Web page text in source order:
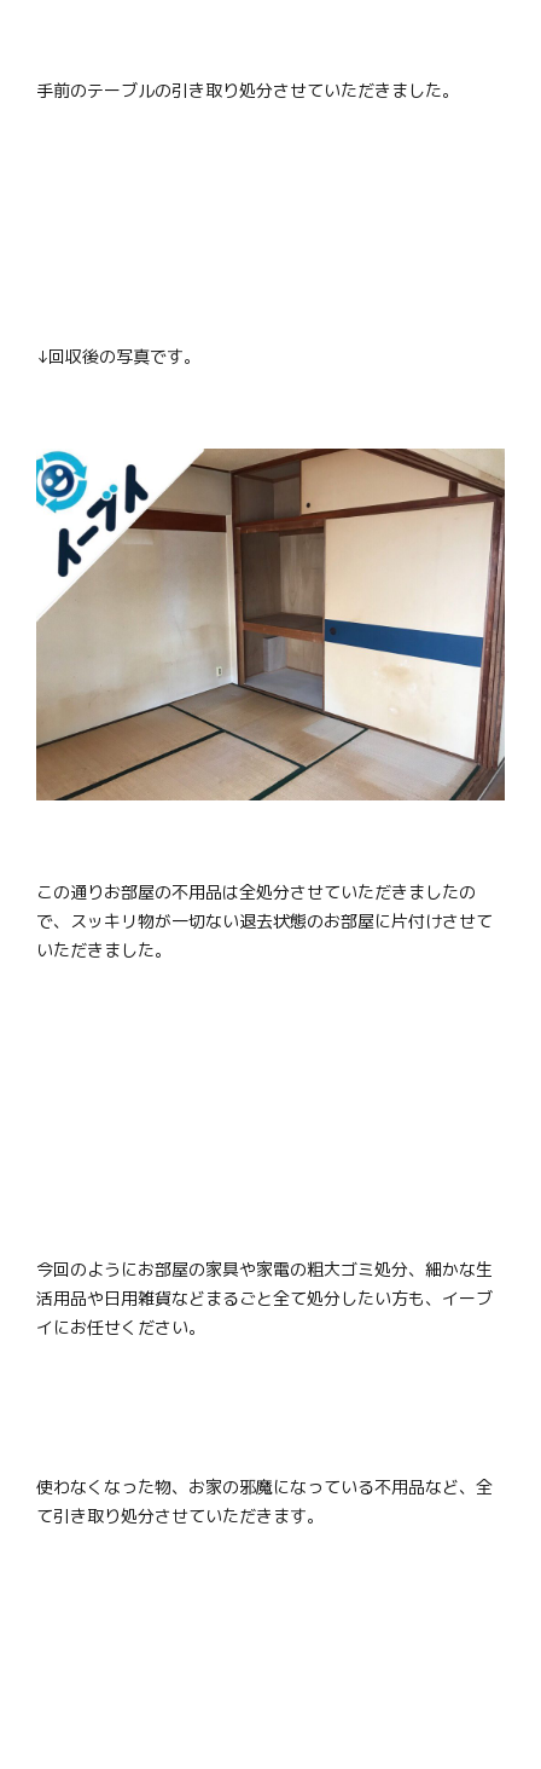
手前のテーブルの引き取り処分させていただきました。
↓回収後の写真です。
この通りお部屋の不用品は全処分させていただきましたの
で、スッキリ物が一切ない退去状態のお部屋に片付けさせて
いただきました。
今回のようにお部屋の家具や家電の粗大ゴミ処分、細かな生
活用品や日用雑貨などまるごと全て処分したい方も、イーブ
イにお任せください。
使わなくなった物、お家の邪魔になっている不用品など、全
て引き取り処分させていただきます。